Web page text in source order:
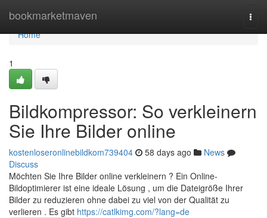
bookmarketmaven
Home
Home
1
Bildkompressor: So verkleinern
Sie Ihre Bilder online
kostenloseronlinebildkom739404 58 days ago
News
Discuss
Möchten Sie Ihre Bilder online verkleinern ? Ein Online-
Bildoptimierer ist eine ideale Lösung , um die Dateigröße Ihrer
Bilder zu reduzieren ohne dabei zu viel von der Qualität zu
verlieren . Es gibt https://catlkimg.com/?lang=de